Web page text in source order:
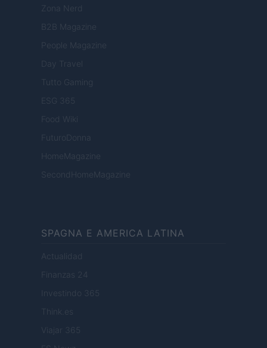
Zona Nerd
B2B Magazine
People Magazine
Day Travel
Tutto Gaming
ESG 365
Food Wiki
FuturoDonna
HomeMagazine
SecondHomeMagazine
SPAGNA E AMERICA LATINA
Actualidad
Finanzas 24
Investindo 365
Think.es
Viajar 365